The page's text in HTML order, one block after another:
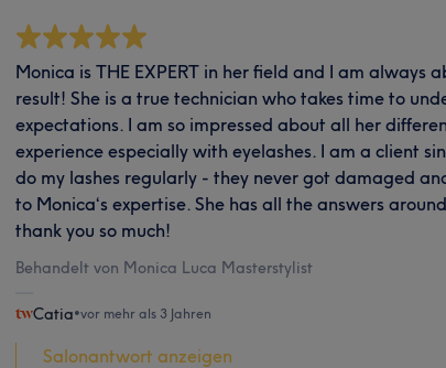
Monica is THE EXPERT in her field and I am always
result! She is a true technician who takes time to
expectations. I am so impressed about all her
experience especially with eyelashes. I am a client
do my lashes regularly - they never got damaged
to Monica‘s expertise. She has all the answers
thank you so much!
Behandelt von Monica Luca Masterstylist
Catia•vor mehr als 3 Jahren
Salonantwort anzeigen